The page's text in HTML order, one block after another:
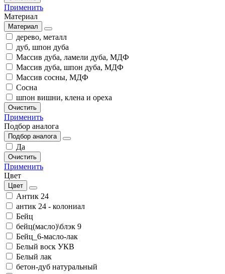
Применить
Материал
Материал
дерево, металл
дуб, шпон дуба
Массив дуба, ламели дуба, МДФ
Массив дуба, шпон дуба, МДФ
Массив сосны, МДФ
Сосна
шпон вишни, клена и ореха
Очистить
Применить
Подбор аналога
Подбор аналога
Да
Очистить
Применить
Цвет
Цвет
Антик 24
антик 24 - колониал
Бейц
бейц(масло)\блэк 9
Бейц_6-масло-лак
Белый воск УКВ
Белый лак
бетон-дуб натуральный